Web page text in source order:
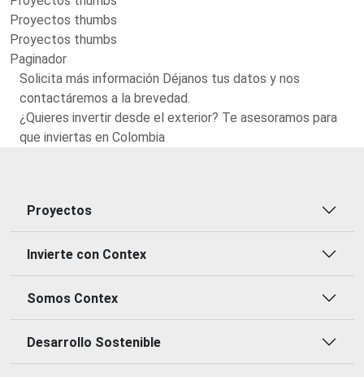
Proyectos thumbs
Proyectos thumbs
Paginador
Solicita más información Déjanos tus datos y nos
contactáremos a la brevedad.
¿Quieres invertir desde el exterior? Te asesoramos para
que inviertas en Colombia
Proyectos
Invierte con Contex
Somos Contex
Desarrollo Sostenible